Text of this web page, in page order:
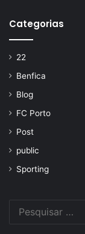
Categorias
22
Benfica
Blog
FC Porto
Post
public
Sporting